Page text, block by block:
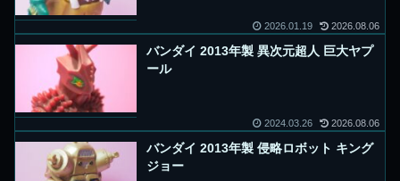
2026.01.19 2026.08.06
バンダイ 2013年製 異次元超人 巨大ヤプ
ール
2024.03.26 2026.08.06
バンダイ 2013年製 侵略ロボット キング
ジョー